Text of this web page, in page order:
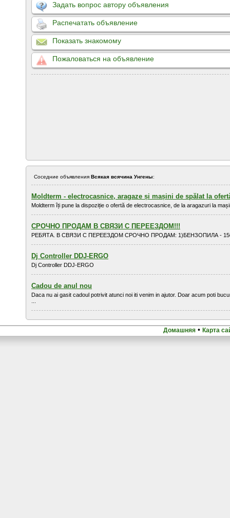
Задать вопрос автору объявления
Распечатать объявление
Показать знакомому
Пожаловаться на объявление
Соседние объявления Всякая всячина Унгены:
Moldterm - electrocasnice, aragaze și mașini de spălat la
Moldterm îți pune la dispoziție o ofertă de electrocasnice, de la aragazuri la
СРОЧНО ПРОДАМ В СВЯЗИ С ПЕРЕЕЗДОМ!!!
РЕБЯТА. В СВЯЗИ С ПЕРЕЕЗДОМ СРОЧНО ПРОДАМ: 1)БЕНЗОПИЛА - 1500
Dj Controller DDJ-ERGO
Dj Controller DDJ-ERGO
Cadou de anul nou
Daca nu ai gasit cadoul potrivit atunci noi iti venim in ajutor. Doar acum poti
Домашняя • Карта